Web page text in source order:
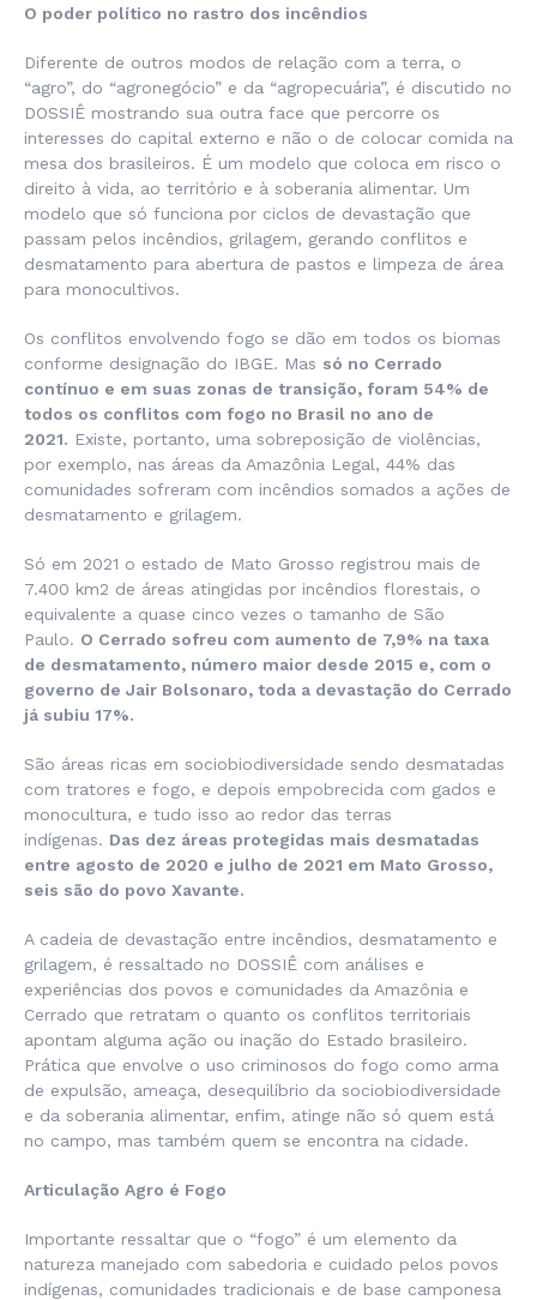
O poder político no rastro dos incêndios
Diferente de outros modos de relação com a terra, o
“agro”, do “agronegócio” e da “agropecuária”, é discutido no
DOSSIÊ mostrando sua outra face que percorre os
interesses do capital externo e não o de colocar comida na
mesa dos brasileiros. É um modelo que coloca em risco o
direito à vida, ao território e à soberania alimentar. Um
modelo que só funciona por ciclos de devastação que
passam pelos incêndios, grilagem, gerando conflitos e
desmatamento para abertura de pastos e limpeza de área
para monocultivos.
Os conflitos envolvendo fogo se dão em todos os biomas
conforme designação do IBGE. Mas só no Cerrado
contínuo e em suas zonas de transição, foram 54% de
todos os conflitos com fogo no Brasil no ano de
2021. Existe, portanto, uma sobreposição de violências,
por exemplo, nas áreas da Amazônia Legal, 44% das
comunidades sofreram com incêndios somados a ações de
desmatamento e grilagem.
Só em 2021 o estado de Mato Grosso registrou mais de
7.400 km2 de áreas atingidas por incêndios florestais, o
equivalente a quase cinco vezes o tamanho de São
Paulo. O Cerrado sofreu com aumento de 7,9% na taxa
de desmatamento, número maior desde 2015 e, com o
governo de Jair Bolsonaro, toda a devastação do Cerrado
já subiu 17%.
São áreas ricas em sociobiodiversidade sendo desmatadas
com tratores e fogo, e depois empobrecida com gados e
monocultura, e tudo isso ao redor das terras
indígenas. Das dez áreas protegidas mais desmatadas
entre agosto de 2020 e julho de 2021 em Mato Grosso,
seis são do povo Xavante.
A cadeia de devastação entre incêndios, desmatamento e
grilagem, é ressaltado no DOSSIÊ com análises e
experiências dos povos e comunidades da Amazônia e
Cerrado que retratam o quanto os conflitos territoriais
apontam alguma ação ou inação do Estado brasileiro.
Prática que envolve o uso criminosos do fogo como arma
de expulsão, ameaça, desequilíbrio da sociobiodiversidade
e da soberania alimentar, enfim, atinge não só quem está
no campo, mas também quem se encontra na cidade.
Articulação Agro é Fogo
Importante ressaltar que o “fogo” é um elemento da
natureza manejado com sabedoria e cuidado pelos povos
indígenas, comunidades tradicionais e de base camponesa